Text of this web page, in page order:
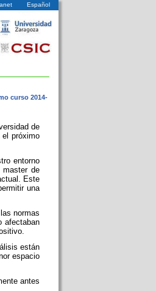
Español
curso 2014-
de
próximo
entorno
de
Este
una
normas
afectaban
están
espacio
antes